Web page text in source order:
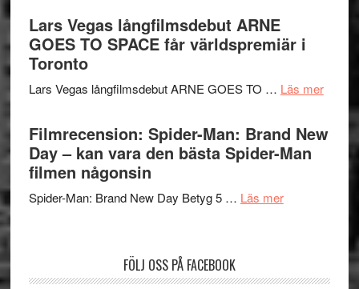
i
kan
tv-
serie:
–
om
människans
Lars Vegas långfilmsdebut ARNE
GOES TO SPACE får världspremiär i
Toronto
Lars Vegas långfilmsdebut ARNE GOES TO … Läs merom
i
Filmrecension: Spider-Man: Brand New
Day – kan vara den bästa Spider-Man
filmen någonsin
Spider-Man: Brand New Day Betyg 5 … Läs merom
FÖLJ OSS PÅ FACEBOOK